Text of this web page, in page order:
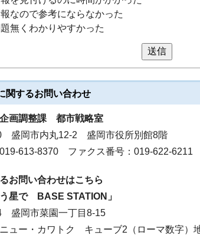
なので参考にならなかった
無くわかりやすかった
送信
関するお問い合わせ
企画調整課 都市戦略室
盛岡市内丸12-2 盛岡市役所別館8階
613-8370 ファクス番号：019-622-6211
お問い合わせはこちら
う星で BASE STATION」
盛岡市菜園一丁目8-15
ュー・カワトク キューブ2（ローマ数字）